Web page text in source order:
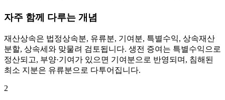
자주 함께 다루는 개념
재산상속은 법정상속분, 유류분, 기여분, 특별수익, 상속재산
분할, 상속세와 맞물려 검토됩니다. 생전 증여는 특별수익으로
정산되고, 부양·기여가 있으면 기여분으로 반영되며, 침해된
최소 지분은 유류분으로 다투어집니다.
2